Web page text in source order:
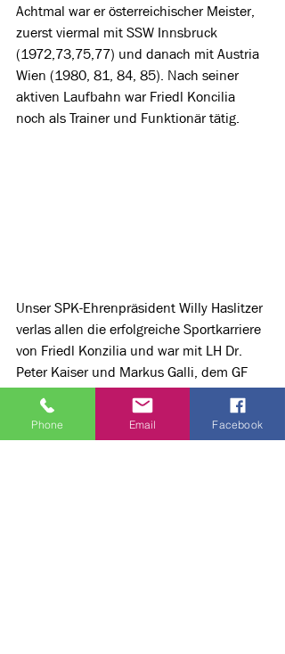
Achtmal war er österreichischer Meister,
zuerst viermal mit SSW Innsbruck
(1972,73,75,77) und danach mit Austria
Wien (1980, 81, 84, 85). Nach seiner
aktiven Laufbahn war Friedl Koncilia
noch als Trainer und Funktionär tätig.
Unser SPK-Ehrenpräsident Willy Haslitzer
verlas allen die erfolgreiche Sportkarriere
von Friedl Konzilia und war mit LH Dr.
Peter Kaiser und Markus Galli, dem GF
von Klick Kärnten, einer der ersten
Gratulanten.
Phone Email Facebook